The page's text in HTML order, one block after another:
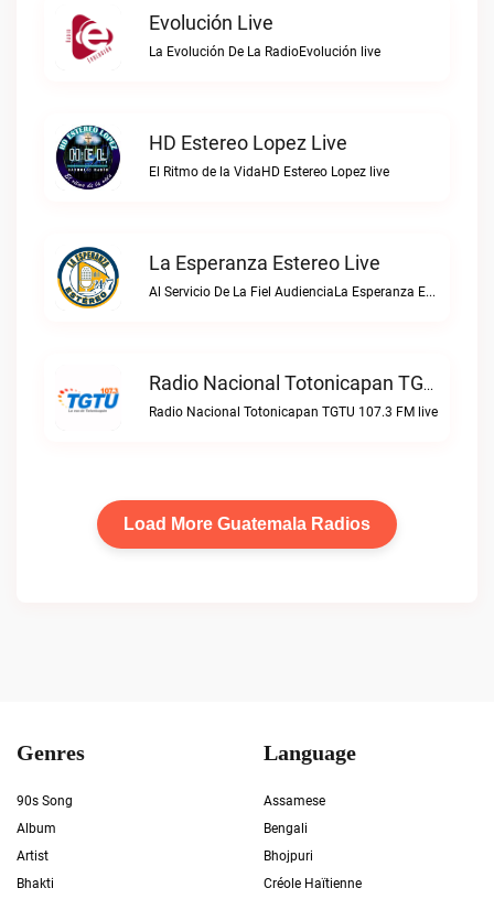
Evolución Live
La Evolución De La RadioEvolución live
HD Estereo Lopez Live
El Ritmo de la VidaHD Estereo Lopez live
La Esperanza Estereo Live
Al Servicio De La Fiel AudienciaLa Esperanza Estereo live
Radio Nacional Totonicapan TGTU 107.3 FM Live
Radio Nacional Totonicapan TGTU 107.3 FM live
Load More Guatemala Radios
Genres
90s Song
Album
Artist
Bhakti
Language
Assamese
Bengali
Bhojpuri
Créole Haïtienne